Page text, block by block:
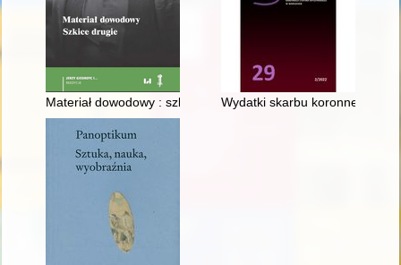
Materiał dowodowy : szkice drugieWydatki skarbu koronnego na